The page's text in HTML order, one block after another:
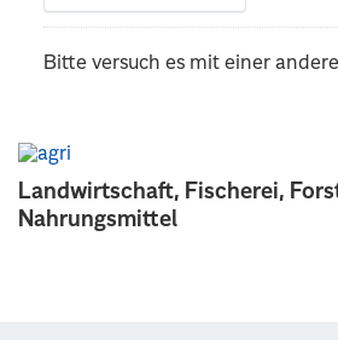
Landwirtschaft, Fischerei,
Nahrungsmittel
Bitte versuch es mit einer